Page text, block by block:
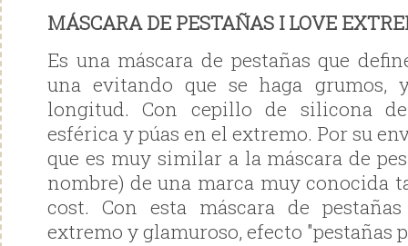
MÁSCARA DE PESTAÑAS I LOVE
Es una máscara de pestañas que
una evitando que se haga grumos,
longitud. Con cepillo de silicona
esférica y púas en el extremo. Por su
que es muy similar a la máscara de
nombre) de una marca muy conocida
cost. Con esta máscara de
extremo y glamuroso, efecto "pestañas